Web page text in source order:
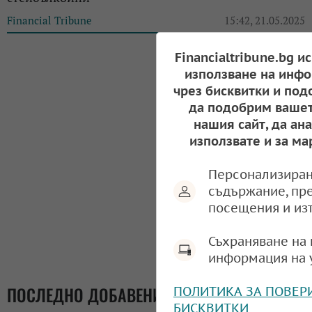
Financial Tribune 15:42, 21.05.2025
ПОСЛЕДНО ДОБАВЕНИ
Financialtribune.bg
използване на
чрез бисквитки и
да подобрим
нашия сайт, да
използвате и за
съдържание,
посещения и
Съхраняване
информация на
ПОЛИТИКА ЗА
БИСКВИТКИ